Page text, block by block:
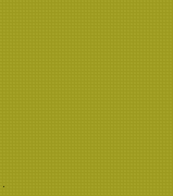
.